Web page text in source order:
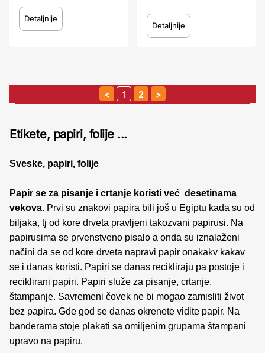
Detaljnije
Detaljnije
1 2
Etikete, papiri, folije ...
Sveske, papiri, folije
Papir se za pisanje i crtanje koristi već desetinama
vekova. Prvi su znakovi papira bili još u Egiptu kada su od
biljaka, tj od kore drveta pravljeni takozvani papirusi. Na
papirusima se prvenstveno pisalo a onda su iznalaženi
načini da se od kore drveta napravi papir onakakv kakav
se i danas koristi. Papiri se danas recikliraju pa postoje i
reciklirani papiri. Papiri služe za pisanje, crtanje,
štampanje. Savremeni čovek ne bi mogao zamisliti život
bez papira. Gde god se danas okrenete vidite papir. Na
banderama stoje plakati sa omiljenim grupama štampani
upravo na papiru.